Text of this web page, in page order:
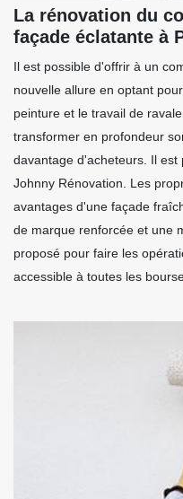
La rénovation du
façade éclatante à
Il est possible d'offrir à un
nouvelle allure en optant
peinture et le travail de
transformer en profondeur
davantage d'acheteurs. Il est
Johnny Rénovation. Les
avantages d'une façade
de marque renforcée et une
proposé pour faire les
accessible à toutes les